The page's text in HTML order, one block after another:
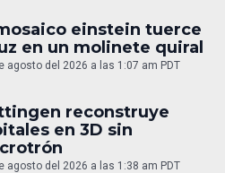
einstein tuerce
en un molinete quiral
agosto del 2026 a las 1:07 am PDT
reconstruye
en 3D sin
agosto del 2026 a las 1:38 am PDT